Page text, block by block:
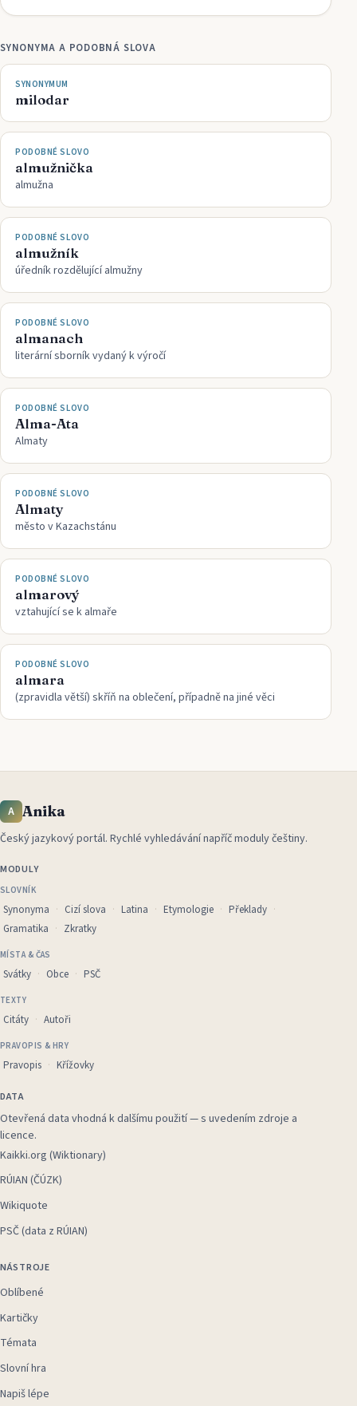
SYNONYMA A PODOBNÁ SLOVA
SYNONYMUM
milodar
PODOBNÉ SLOVO
almužnička
almužna
PODOBNÉ SLOVO
almužník
úředník rozdělující almužny
PODOBNÉ SLOVO
almanach
literární sborník vydaný k výročí
PODOBNÉ SLOVO
Alma-Ata
Almaty
PODOBNÉ SLOVO
Almaty
město v Kazachstánu
PODOBNÉ SLOVO
almarový
vztahující se k almaře
PODOBNÉ SLOVO
almara
(zpravidla větší) skříň na oblečení, případně na jiné věci
A Anika
Český jazykový portál. Rychlé vyhledávání napříč moduly češtiny.
MODULY
SLOVNÍK
Synonyma Cizí slova Latina Etymologie
Překlady
Gramatika
Zkratky
MÍSTA & ČAS
Svátky Obce PSČ
TEXTY
Citáty Autoři
PRAVOPIS & HRY
Pravopis Křížovky
DATA
Otevřená data vhodná k dalšímu použití — s uvedením zdroje a
licence.
Kaikki.org (Wiktionary)
RÚIAN (ČÚZK)
Wikiquote
PSČ (data z RÚIAN)
NÁSTROJE
Oblíbené
Kartičky
Témata
Slovní hra
Napiš lépe